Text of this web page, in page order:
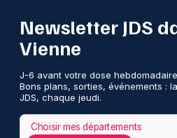
Newsletter JDS
Vienne
J-6 avant votre dose
Bons plans, sorties, événements :
JDS, chaque jeudi.
Choisir mes départements